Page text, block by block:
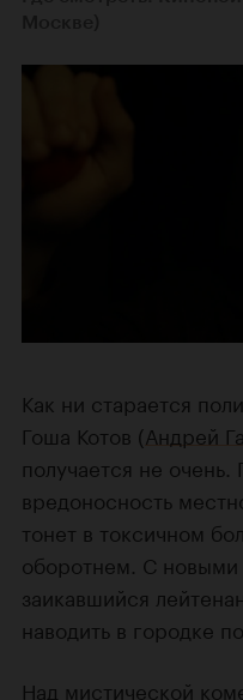
Как ни старается
Гоша Котов (Андрей
получается не очень.
вредоносность
тонет в токсичном
оборотнем. С
заикавшийся
наводить в городке
Над мистической